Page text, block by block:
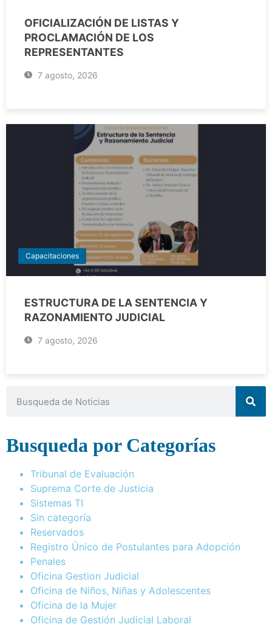
OFICIALIZACIÓN DE LISTAS Y
PROCLAMACIÓN DE LOS
REPRESENTANTES
7 agosto, 2026
Capacitaciones
ESTRUCTURA DE LA SENTENCIA Y
RAZONAMIENTO JUDICIAL
7 agosto, 2026
Busqueda por Categorías
Tribunal de Evaluación
Suprema Corte de Justicia
Sistemas TI
Sin categoría
Reservados
Registro Único de Postulantes para Adopción
Penales
Oficina Gestion Judicial
Oficina de Niños, Niñas y Adolescentes
Oficina de la Mujer
Oficina de Gestión Judicial Laboral